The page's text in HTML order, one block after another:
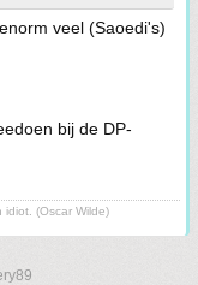
veel (Saoedi's)
bij de DP-
(Oscar Wilde)